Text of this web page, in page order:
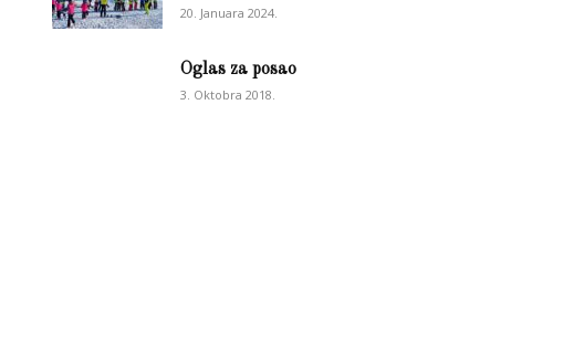
20. Januara 2024.
Oglas za posao
3. Oktobra 2018.